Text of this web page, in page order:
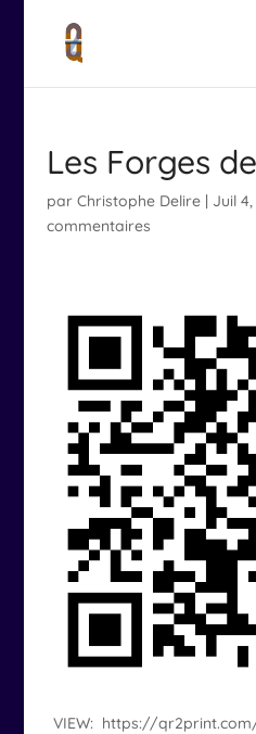
Les Forges
par Christophe Delire| Juil 4,
commentaires
VIEW: https://